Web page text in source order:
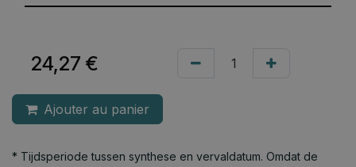
24,27 €
Ajouter au panier
* Tijdsperiode tussen synthese en vervaldatum. Omdat de